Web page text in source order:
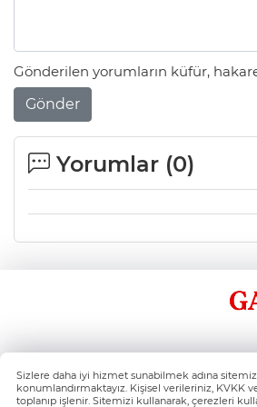
Gönderilen yorumların küfür,
Gönder
Yorumlar (0)
Sizlere daha iyi hizmet sunabilmek adına
konumlandırmaktayız. Kişisel verileriniz, KVKK
toplanıp işlenir. Sitemizi kullanarak, çerezleri
Whatsapp